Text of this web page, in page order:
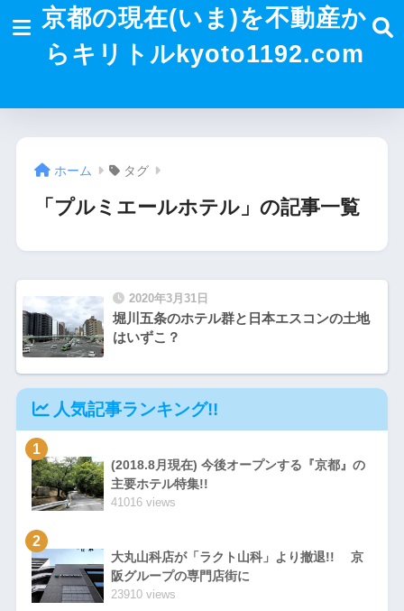
京都の現在(いま)を不動産か
らキリトルkyoto1192.com
ホーム タグ
「プルミエールホテル」の記事一覧
2020年3月31日
堀川五条のホテル群と日本エスコンの土地
はいずこ？
人気記事ランキング!!
1
(2018.8月現在) 今後オープンする『京都』の
主要ホテル特集!!
41016 views
2
大丸山科店が「ラクト山科」より撤退!! 京
阪グループの専門店街に
23910 views